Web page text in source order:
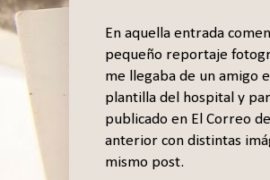
En aquella entrada
pequeño reportaje
me llegaba de un amigo
plantilla del hospital y
publicado en El Correo
anterior con distintas
mismo post.